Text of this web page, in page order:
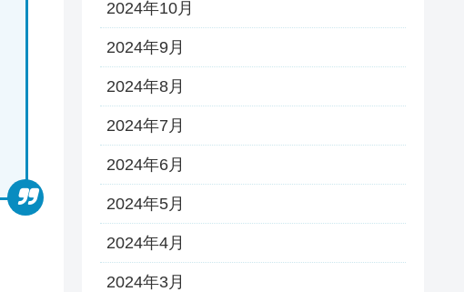
2024年10月
2024年9月
2024年8月
2024年7月
2024年6月
2024年5月
2024年4月
2024年3月